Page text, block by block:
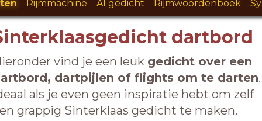
Rijmmachine AI gedicht Rijmwoordenboek
dartbord
vind je een leuk gedicht over een
dartpijlen of flights om te darten.
als je even geen inspiratie hebt om zelf
grappig Sinterklaas gedicht te maken.